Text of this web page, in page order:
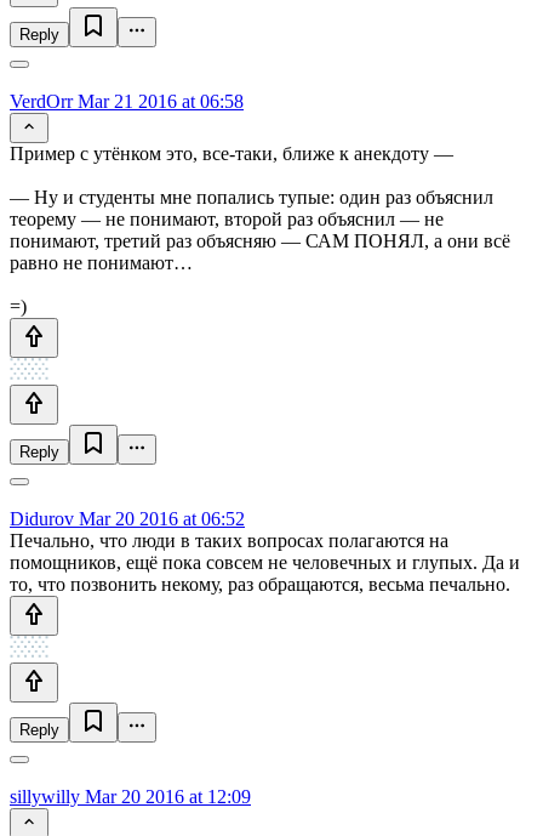
Reply
VerdOrrMar 21 2016 at 06:58
Пример с утёнком это, все-таки, ближе к анекдоту —
— Ну и студенты мне попались тупые: один раз объяснил
теорему — не понимают, второй раз объяснил — не
понимают, третий раз объясняю — САМ ПОНЯЛ, а они всё
равно не понимают…
=)
Reply
Didurov Mar 20 2016 at 06:52
Печально, что люди в таких вопросах полагаются на
помощников, ещё пока совсем не человечных и глупых. Да и
то, что позвонить некому, раз обращаются, весьма печально.
Reply
sillywilly Mar 20 2016 at 12:09